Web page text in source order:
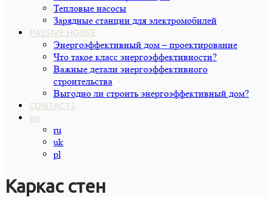
Тепловые насосы
Зарядные станции для электромобилей
PASSIVE HOUSE
Энергоэффективный дом – проектирование
Что такое класс энергоэффективности?
Важные детали энергоэффективного
строительства
Выгодно ли строить энергоэффективный дом?
CONTACTS
en
ru
uk
pl
Каркас стен